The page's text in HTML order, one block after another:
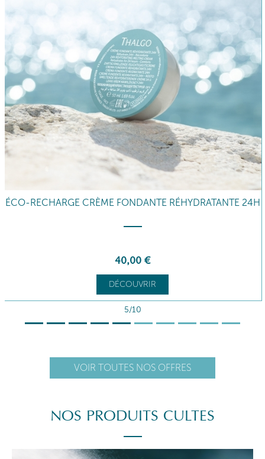
ÉCO-RECHARGE CRÈME FONDANTE RÉHYDRATANTE 24H
40,00 €
DÉCOUVRIR
5/10
VOIR TOUTES NOS OFFRES
NOS PRODUITS CULTES